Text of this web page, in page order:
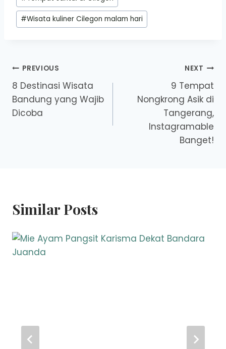
#Wisata kuliner Cilegon malam hari
Post
navigation
PREVIOUS
8 Destinasi Wisata
Bandung yang Wajib
Dicoba
NEXT
9 Tempat
Nongkrong Asik di
Tangerang,
Instagramable
Banget!
Similar Posts